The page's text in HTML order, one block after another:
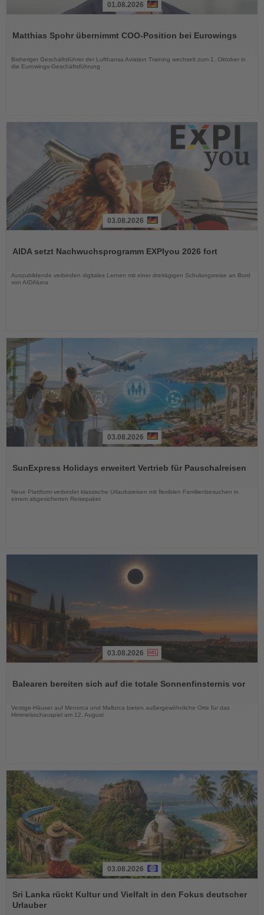
die
01.08.2026
Matthias Spohr übernimmt COO-Position bei Eurowings
Bisheriger Geschäftsführer der Lufthansa Aviation Training wechselt zum 1. Oktober in
die Eurowings-Geschäftsführung
die
03.08.2026
AIDA setzt Nachwuchsprogramm EXPIyou 2026 fort
Auszubildende verbinden digitales Lernen mit einer dreitägigen Schulungsreise an Bord
von AIDAluna
die
03.08.2026
SunExpress Holidays erweitert Vertrieb für Pauschalreisen
Neue Plattform verbindet klassische Urlaubsreisen mit flexiblen Familienbesuchen in
einem abgesicherten Reisepaket
die
03.08.2026
Balearen bereiten sich auf die totale Sonnenfinsternis vor
Vestige-Häuser auf Menorca und Mallorca bieten außergewöhnliche Orte für das
Himmelsschauspiel am 12. August
Sie
die
03.08.2026
Sri Lanka rückt Kultur und Vielfalt in den Fokus deutscher
Urlauber